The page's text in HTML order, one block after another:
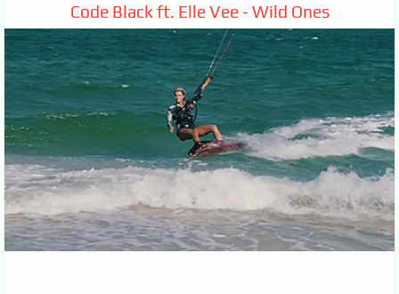
Code Black ft. Elle Vee - Wild Ones